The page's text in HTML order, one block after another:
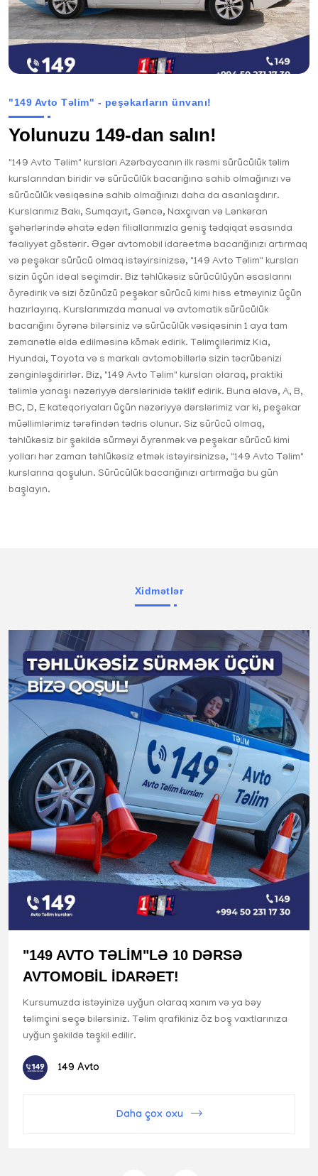
"149 Avto Təlim" - peşəkarların ünvanı!
Yolunuzu 149-dan salın!
"149 Avto Təlim" kursları Azərbaycanın ilk rəsmi sürücülük təlim
kurslarından biridir və sürücülük bacarığına sahib olmağınızı və
sürücülük vəsiqəsinə sahib olmağınızı daha da asanlaşdırır.
Kurslarımız Bakı, Sumqayıt, Gəncə, Naxçıvan və Lənkəran
şəhərlərində əhatə edən filiallarımızla geniş tədqiqat əsasında
fəaliyyət göstərir. Əgər avtomobil idarəetmə bacarığınızı artırmaq
və peşəkar sürücü olmaq istəyirsinizsə, "149 Avto Təlim" kursları
sizin üçün ideal seçimdir. Biz təhlükəsiz sürücülüyün əsaslarını
öyrədirik və sizi özünüzü peşəkar sürücü kimi hiss etməyiniz üçün
hazırlayırıq. Kurslarımızda manual və avtomatik sürücülük
bacarığını öyrənə bilərsiniz və sürücülük vəsiqəsinin 1 aya tam
zəmanətlə əldə edilməsinə kömək edirik. Təlimçilərimiz Kia,
Hyundai, Toyota və s markalı avtomobillərlə sizin təcrübənizi
zənginləşdirirlər. Biz, "149 Avto Təlim" kursları olaraq, praktiki
təlimlə yanaşı nəzəriyyə dərslərinidə təklif edirik. Buna əlavə, A, B,
BC, D, E kateqoriyaları üçün nəzəriyyə dərslərimiz var ki, peşəkar
müəllimlərimiz tərəfindən tədris olunur. Siz sürücü olmaq,
təhlükəsiz bir şəkildə sürməyi öyrənmək və peşəkar sürücü kimi
yolları hər zaman təhlükəsiz etmək istəyirsinizsə, "149 Avto Təlim"
kurslarına qoşulun. Sürücülük bacarığınızı artırmağa bu gün
başlayın.
Xidmətlər
"149 AVTO TƏLİM"LƏ 10 DƏRSƏ
AVTOMOBİL İDARƏET!
Kursumuzda istəyinizə uyğun olaraq xanım və ya bəy
təlimçini seçə bilərsiniz. Təlim qrafikiniz öz boş vaxtlarınıza
uyğun şəkildə təşkil edilir.
149 Avto
Daha çox oxu